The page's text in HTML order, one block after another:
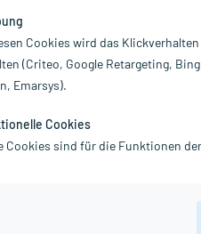
Cookies wird das
(Criteo, Google Retargeting,
Emarsys).
Cookies
Cookies sind für die Funktionen